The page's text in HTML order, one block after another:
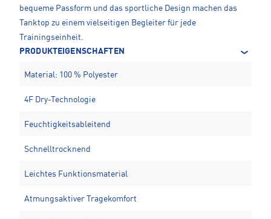
bequeme Passform und das sportliche Design machen das
Tanktop zu einem vielseitigen Begleiter für jede
Trainingseinheit.
PRODUKTEIGENSCHAFTEN
Material: 100 % Polyester
4F Dry-Technologie
Feuchtigkeitsableitend
Schnelltrocknend
Leichtes Funktionsmaterial
Atmungsaktiver Tragekomfort